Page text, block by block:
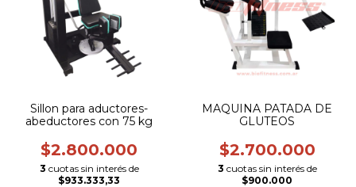
Sillon para aductores-
abeductores con 75 kg
$2.800.000
3 cuotas sin interés de
$933.333,33
MAQUINA PATADA DE
GLUTEOS
$2.700.000
3 cuotas sin interés de
$900.000